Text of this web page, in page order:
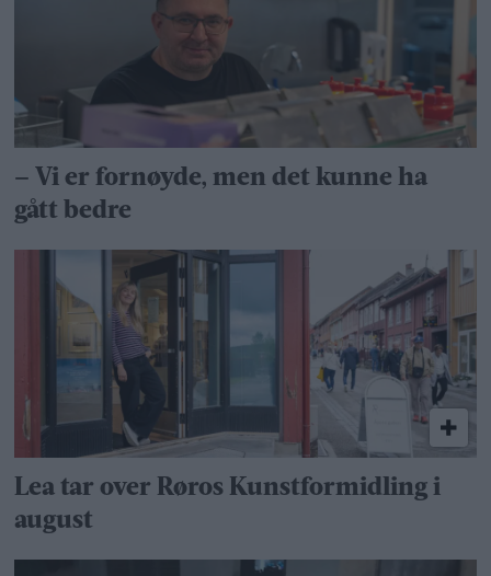
– Vi er fornøyde, men det kunne ha
gått bedre
Lea tar over Røros Kunstformidling i
august